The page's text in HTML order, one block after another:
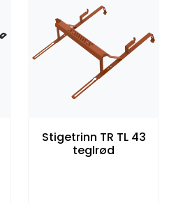
Stigetrinn TR TL 43
teglrød